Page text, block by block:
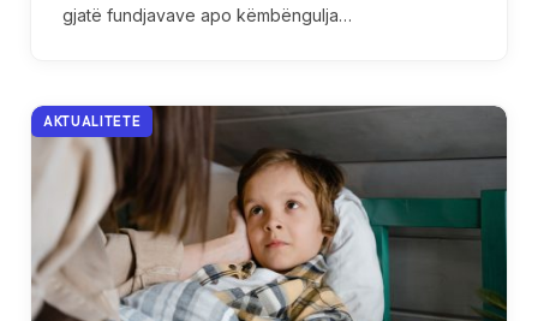
gjatë fundjavave apo këmbëngulja…
AKTUALITETE